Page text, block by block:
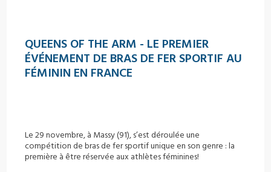
QUEENS OF THE ARM - LE PREMIER
ÉVÉNEMENT DE BRAS DE FER SPORTIF AU
FÉMININ EN FRANCE
Le 29 novembre, à Massy (91), s’est déroulée une
compétition de bras de fer sportif unique en son genre : la
première à être réservée aux athlètes féminines!